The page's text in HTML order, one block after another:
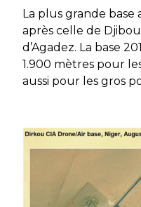
La plus grande base
après celle de
d’Agadez. La base
1.900 mètres pour
aussi pour les gros